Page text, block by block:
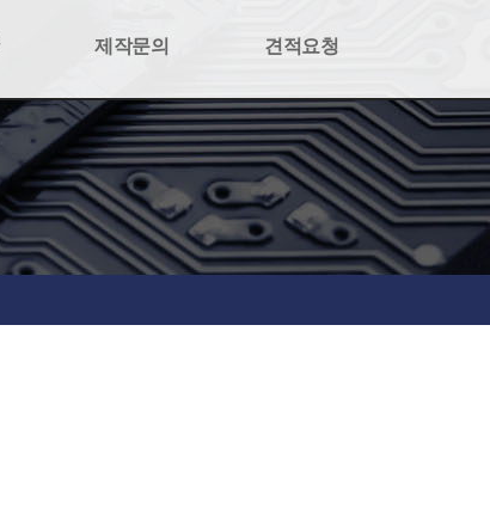
제작문의 견적요청